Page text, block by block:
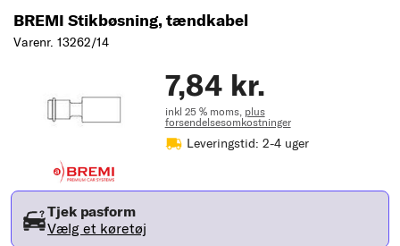
BREMI Stikbøsning, tændkabel
Varenr. 13262/14
7,84 kr.
inkl 25 % moms, plus
forsendelsesomkostninger
Leveringstid: 2-4 uger
Tjek pasform
Vælg et køretøj